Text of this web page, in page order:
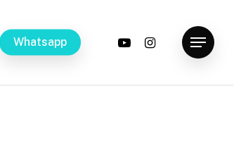
Whatsapp youtubeinstagramMenu